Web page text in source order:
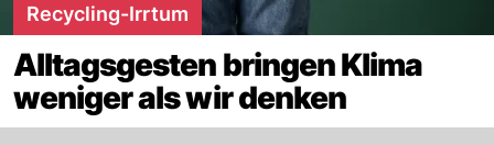
Recycling-Irrtum
Alltagsgesten bringen Klima
weniger als wir denken